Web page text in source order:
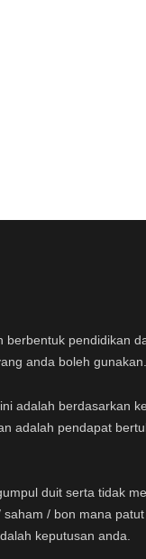
berbentuk pendidikan
anda boleh gunakan.
adalah berdasarkan
adalah pendapat
duit serta tidak
/ bon mana
keputusan anda.